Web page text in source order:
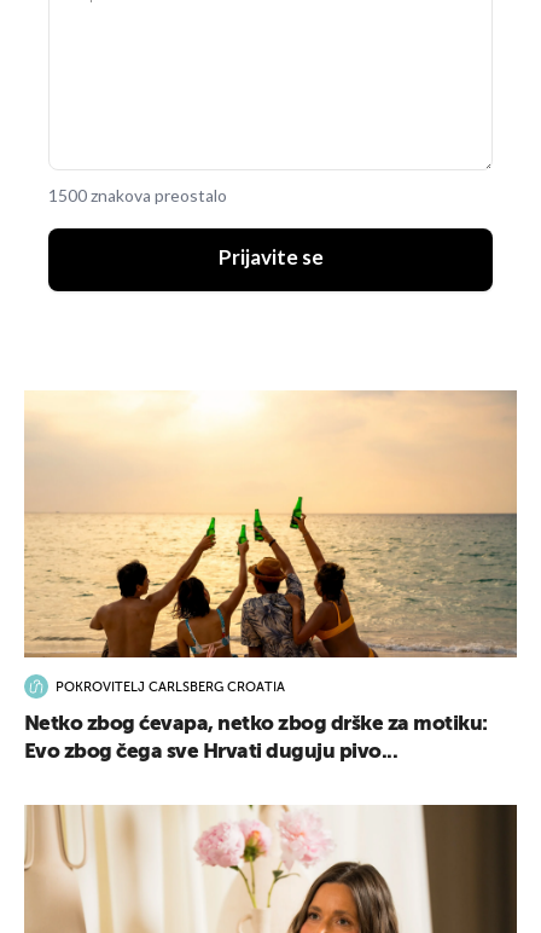
1500 znakova preostalo
Prijavite se
POKROVITELJ CARLSBERG CROATIA
Netko zbog ćevapa, netko zbog drške za motiku:
Evo zbog čega sve Hrvati duguju pivo...